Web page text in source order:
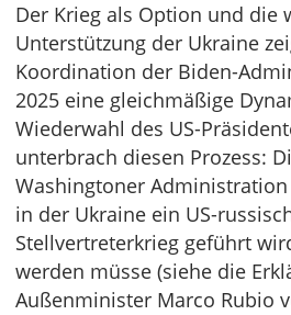
Der Krieg als Option und die
Unterstützung der Ukraine
Koordination der Biden-
2025 eine gleichmäßige
Wiederwahl des US-
unterbrach diesen Prozess:
Washingtoner
in der Ukraine ein US-
Stellvertreterkrieg geführt
werden müsse (siehe die
Außenminister Marco Rubio